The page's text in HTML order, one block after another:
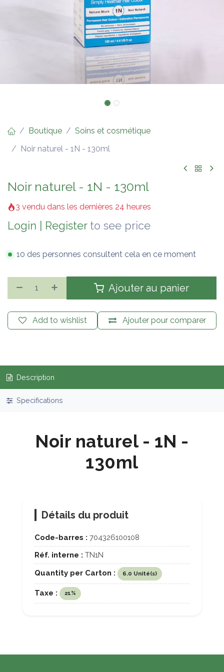
Boutique
Soins et cosmétique
Noir naturel - 1N - 130ml
Noir naturel - 1N - 130ml
3 vendu dans les dernières 24 heures
Login Register to see price
10 des personnes consultent cela en ce moment
Ajouter au panier
Ajouter pour comparer
Add to wishlist
Description
Specifications
Noir naturel - 1N -
130ml
Détails du produit
Code-barres : 704326100108
Réf. interne : TN1N
Quantity per Carton :
6.0 Unité(s)
Taxe : 21%